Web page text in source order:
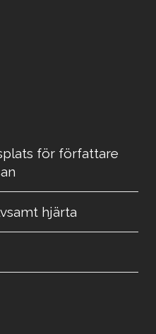
för författare
hjärta